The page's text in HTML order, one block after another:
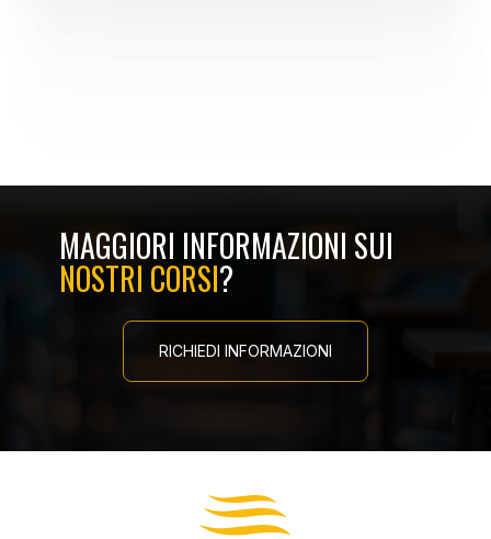
MAGGIORI INFORMAZIONI SUI
NOSTRI CORSI?
RICHIEDI INFORMAZIONI